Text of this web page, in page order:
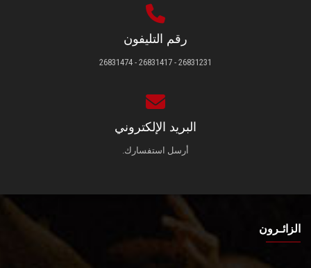
رقم التليفون
26831231 - 26831417 - 26831474
البريد الإلكتروني
أرسل استفسارك.
الزائـرون